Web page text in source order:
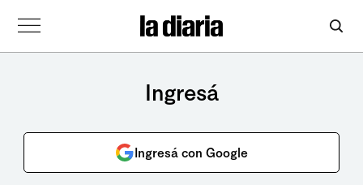
Ingresá
Ingresá con Google